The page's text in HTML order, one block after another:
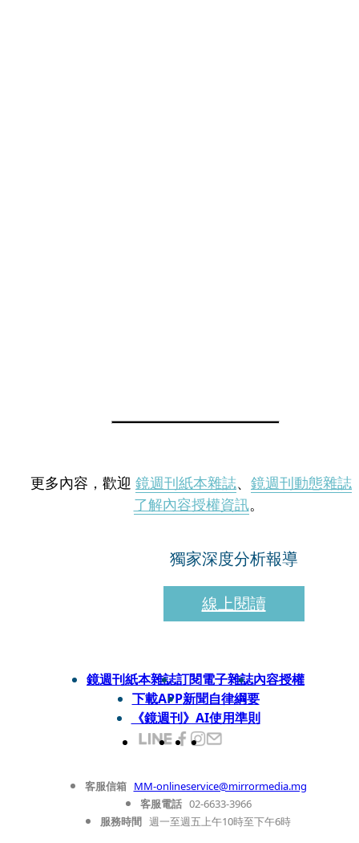
更多內容，歡迎 鏡週刊紙本雜誌、 鏡週刊動態雜誌
了解內容授權資訊。
獨家深度分析報導
線上閱讀
鏡週刊紙本雜誌訂閱電子雜誌內容授權
下載APP新聞自律綱要
《鏡週刊》AI使用準則
客服信箱 MM-onlineservice@mirrormedia.mg
客服電話 02-6633-3966
服務時間 週一至週五上午10時至下午6時